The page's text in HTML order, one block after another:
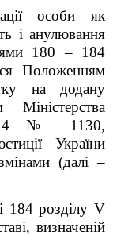
особи як
і анулювання
180 – 184
Положенням
на додану
Міністерства
№ 1130,
України
(далі –
184 розділу V
визначеній